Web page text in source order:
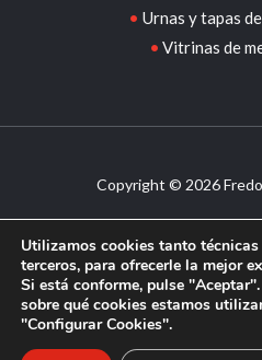
Urnas y tapas
Vitrinas de
Copyright © 2026
Aviso legal–Política de
Design by
Utilizamos cookies tanto
terceros, para ofrecerle la mejor
Si está conforme, pulse
sobre qué cookies estamos
"Configurar Cookies".